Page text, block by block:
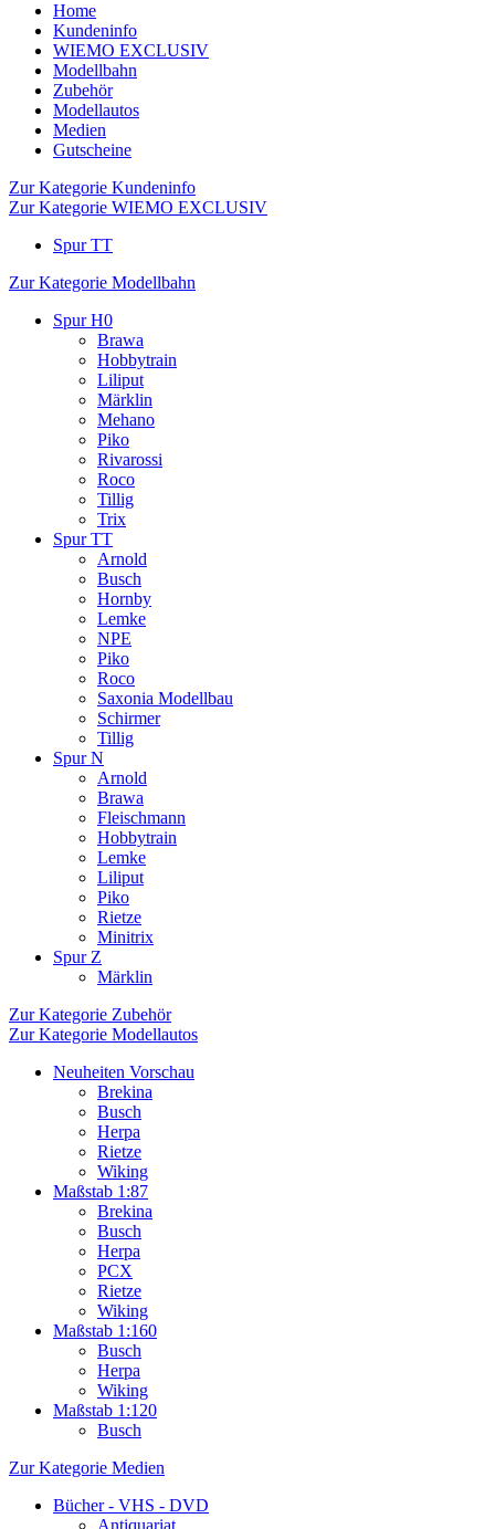
Home
Kundeninfo
WIEMO EXCLUSIV
Modellbahn
Zubehör
Modellautos
Medien
Gutscheine
Zur Kategorie Kundeninfo
Zur Kategorie WIEMO EXCLUSIV
Spur TT
Zur Kategorie Modellbahn
Spur H0
Brawa
Hobbytrain
Liliput
Märklin
Mehano
Piko
Rivarossi
Roco
Tillig
Trix
Spur TT
Arnold
Busch
Hornby
Lemke
NPE
Piko
Roco
Saxonia Modellbau
Schirmer
Tillig
Spur N
Arnold
Brawa
Fleischmann
Hobbytrain
Lemke
Liliput
Piko
Rietze
Minitrix
Spur Z
Märklin
Zur Kategorie Zubehör
Zur Kategorie Modellautos
Neuheiten Vorschau
Brekina
Busch
Herpa
Rietze
Wiking
Maßstab 1:87
Brekina
Busch
Herpa
PCX
Rietze
Wiking
Maßstab 1:160
Busch
Herpa
Wiking
Maßstab 1:120
Busch
Zur Kategorie Medien
Bücher - VHS - DVD
Antiquariat